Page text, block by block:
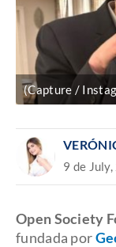
(Capture /
9 de
Open Society
fundada por